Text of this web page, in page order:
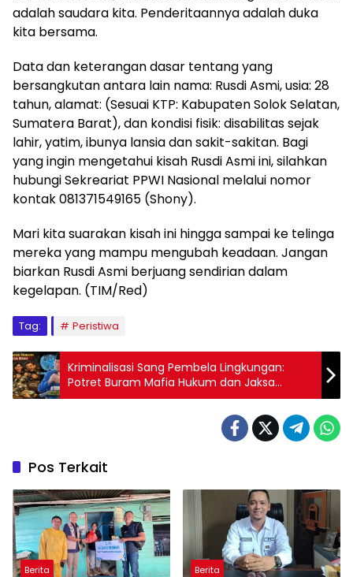
adalah saudara kita. Penderitaannya adalah duka
kita bersama.
Data dan keterangan dasar tentang yang
bersangkutan antara lain nama: Rusdi Asmi, usia: 28
tahun, alamat: (Sesuai KTP: Kabupaten Solok Selatan,
Sumatera Barat), dan kondisi fisik: disabilitas sejak
lahir, yatim, ibunya lansia dan sakit-sakitan. Bagi
yang ingin mengetahui kisah Rusdi Asmi ini, silahkan
hubungi Sekreariat PPWI Nasional melalui nomor
kontak 081371549165 (Shony).
Mari kita suarakan kisah ini hingga sampai ke telinga
mereka yang mampu mengubah keadaan. Jangan
biarkan Rusdi Asmi berjuang sendirian dalam
kegelapan. (TIM/Red)
Tag: Peristiwa
Kriminalisasi Sang Pembela Lingkungan:
Potret Buram Mafia Hukum dan Jaksa
Predator Keadilan
Pos Terkait
Berita Berita